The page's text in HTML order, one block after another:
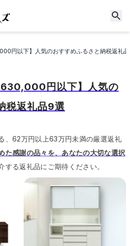
円以下】人気のおすすめふるさと納税返礼
円以下】人気の
税返礼品9選
、62万円以上63万円未満の厳選返礼
た感謝の品々を、あなたの大切な選択
する返礼品にご期待ください。